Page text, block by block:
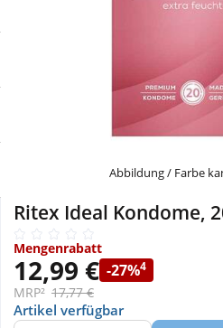
Täglich gut versorgt
Körperpflege & Kosmetik
Nahrungsergänzung
Natur & Homöopathie
Sanitätshaus
Abbildung / Farbe
Ritex Ideal Kondome,
Mengenrabatt
12,99 € -27%4
MRP² 17,77 €
Artikel verfügbar